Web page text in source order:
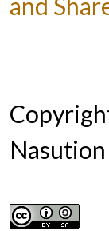
Nasution